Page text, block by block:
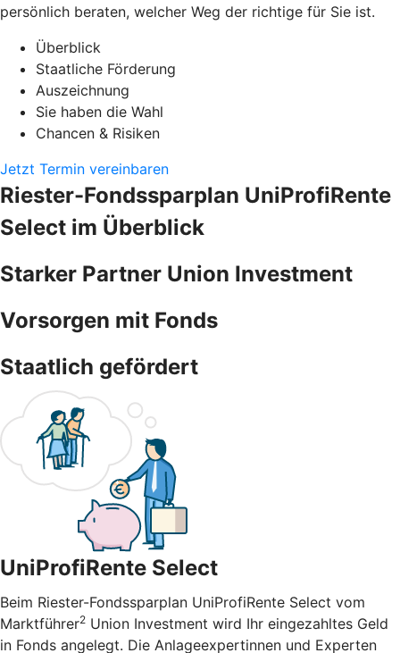
persönlich beraten, welcher Weg der richtige für Sie ist.
Überblick
Staatliche Förderung
Auszeichnung
Sie haben die Wahl
Chancen & Risiken
Jetzt Termin vereinbaren
Riester-Fondssparplan UniProfiRente
Select im Überblick
Starker Partner Union Investment
Vorsorgen mit Fonds
Staatlich gefördert
UniProfiRente Select
Beim Riester-Fondssparplan UniProfiRente Select vom
Marktführer2 Union Investment wird Ihr eingezahltes Geld
in Fonds angelegt. Die Anlageexpertinnen und Experten